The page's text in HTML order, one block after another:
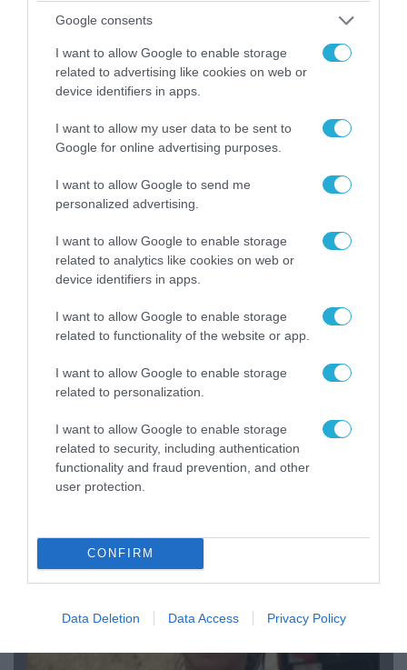
Google consents
I want to allow Google to enable storage
related to advertising like cookies on web or
device identifiers in apps.
I want to allow my user data to be sent to
Google for online advertising purposes.
I want to allow Google to send me
personalized advertising.
I want to allow Google to enable storage
related to analytics like cookies on web or
device identifiers in apps.
I want to allow Google to enable storage
related to functionality of the website or app.
I want to allow Google to enable storage
related to personalization.
I want to allow Google to enable storage
related to security, including authentication
functionality and fraud prevention, and other
user protection.
CONFIRM
Data Deletion Data Access Privacy Policy
06.08.2026 | 09:03
τα ζώα που χάθηκαν στις πυρκαγιές της
Αττικής (φωτο)
04.08.2026 | 15:02
Αυτή την ώρα το τελευταίο «αντίο» στον πρώην